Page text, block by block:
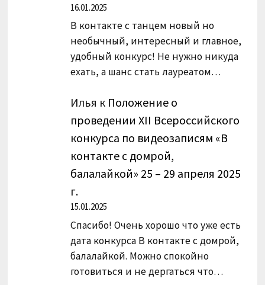
16.01.2025
В контакте с танцем новый но
необычный, интересный и главное,
удобный конкурс! Не нужно никуда
ехать, а шанс стать лауреатом…
Илья к Положение о
проведении XII Всероссийского
конкурса по видеозаписям «В
контакте с домрой,
балалайкой» 25 – 29 апреля 2025
г.
15.01.2025
Спасибо! Очень хорошо что уже есть
дата конкурса В контакте с домрой,
балалайкой. Можно спокойно
готовиться и не дергаться что…